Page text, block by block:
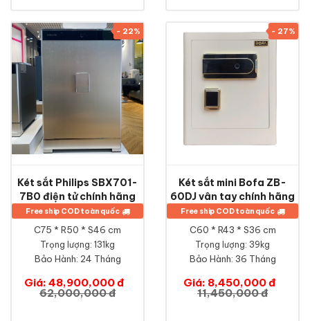
- 22%
Két sắt Philips SBX701-
7B0 điện tử chính hãng
Free ship COD toàn quốc
C75 * R50 * S46 cm
Trọng lượng: 131kg
Bảo Hành: 24 Tháng
Giá: 48,900,000 đ
62,000,000 đ
- 27%
Két sắt mini Bofa ZB-
60DJ vân tay chính hãng
Free ship COD toàn quốc
C60 * R43 * S36 cm
Trọng lượng: 39kg
Bảo Hành: 36 Tháng
Giá: 8,450,000 đ
11,450,000 đ